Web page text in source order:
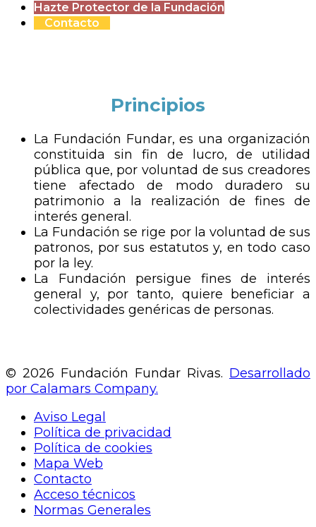
Hazte Protector de la Fundación
Contacto
Principios
La Fundación Fundar, es una organización
constituida sin fin de lucro, de utilidad
pública que, por voluntad de sus creadores
tiene afectado de modo duradero su
patrimonio a la realización de fines de
interés general.
La Fundación se rige por la voluntad de sus
patronos, por sus estatutos y, en todo caso
por la ley.
La Fundación persigue fines de interés
general y, por tanto, quiere beneficiar a
colectividades genéricas de personas.
© 2026 Fundación Fundar Rivas. Desarrollado
por Calamars Company.
Aviso Legal
Política de privacidad
Política de cookies
Mapa Web
Contacto
Acceso técnicos
Normas Generales